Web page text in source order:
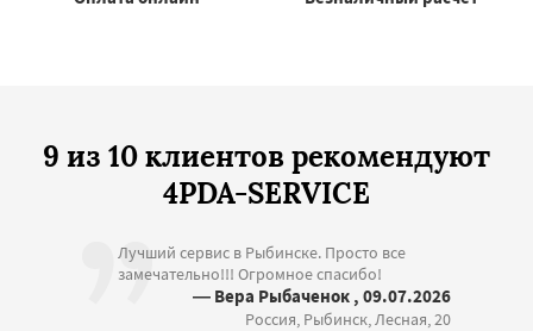
9 из 10 клиентов рекомендуют
4PDA-SERVICE
Лучший сервис в Рыбинске. Просто все
замечательно!!! Огромное спасибо!
— Вера Рыбаченок , 09.07.2026
Россия, Рыбинск, Лесная, 20